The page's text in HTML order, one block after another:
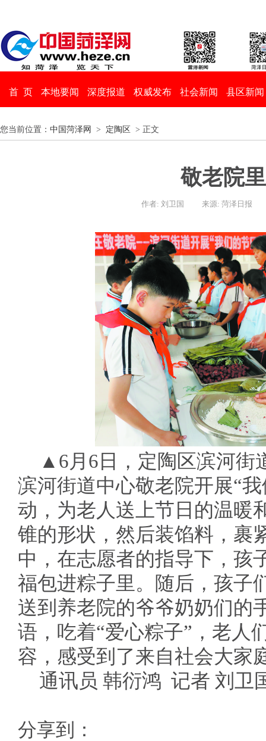
首 页 本地要闻 深度报道 权威发布 社会新闻 县区新闻
您当前位置： 中国菏泽网 > 定陶区 > 正文
敬老院
作者: 刘卫国 来源: 菏泽日报
▲6月6日，定陶区滨河街
滨河街道中心敬老院开展“
动，为老人送上节日的温暖
锥的形状，然后装馅料，
中，在志愿者的指导下，孩
福包进粽子里。随后，孩子
送到养老院的爷爷奶奶们的
语，吃着“爱心粽子”，老人
容，感受到了来自社会大家
通讯员 韩衍鸿 记者 刘卫
分享到：